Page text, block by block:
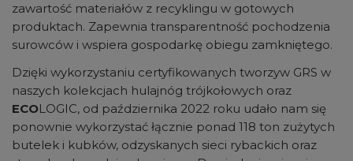
zawartość materiałów z recyklingu w gotowych
produktach. Zapewnia transparentność pochodzenia
surowców i wspiera gospodarkę obiegu zamkniętego.
Dzięki wykorzystaniu certyfikowanych tworzyw GRS w
naszych kolekcjach hulajnóg trójkołowych oraz
ECOLOGIC, od października 2022 roku udało nam się
ponownie wykorzystać łącznie ponad 118 ton zużytych
butelek i kubków, odzyskanych sieci rybackich oraz